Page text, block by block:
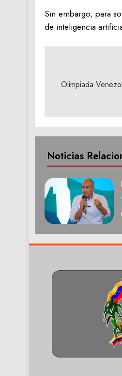
Sin embargo, para
de inteligencia
de
Olimpiada
Noticias